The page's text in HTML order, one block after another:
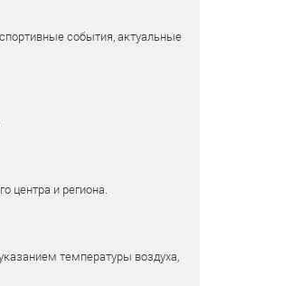
события, актуальные
центра и региона.
температуры воздуха,